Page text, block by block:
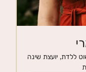
ללדת, יועצת שינה